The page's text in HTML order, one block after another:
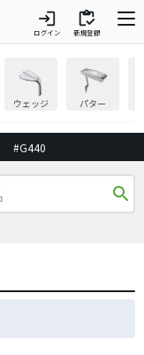
login
ログイン
inventory
新規登録
ウェッジ パター
#G440
search